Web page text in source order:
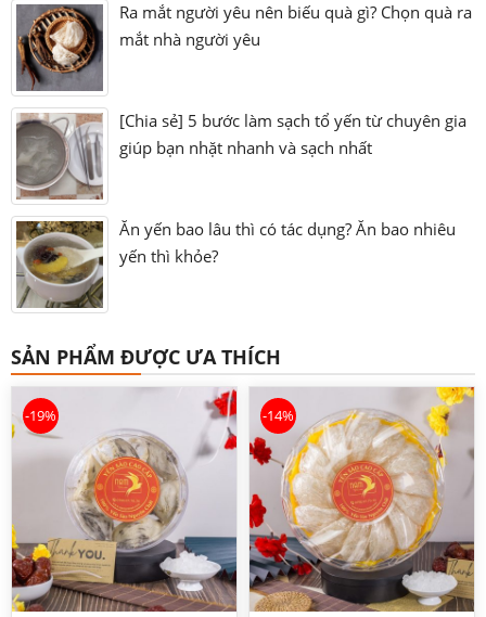
Ra mắt người yêu nên biếu quà gì? Chọn quà ra
mắt nhà người yêu
[Chia sẻ] 5 bước làm sạch tổ yến từ chuyên gia
giúp bạn nhặt nhanh và sạch nhất
Ăn yến bao lâu thì có tác dụng? Ăn bao nhiêu
yến thì khỏe?
SẢN PHẨM ĐƯỢC ƯA THÍCH
-19% -14%